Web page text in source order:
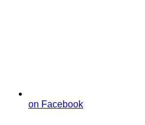
on Facebook